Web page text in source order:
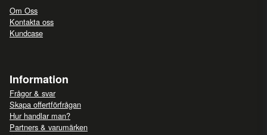
Om Oss
Kontakta oss
Kundcase
Information
Frågor & svar
Skapa offertförfrågan
Hur handlar man?
Partners & varumärken